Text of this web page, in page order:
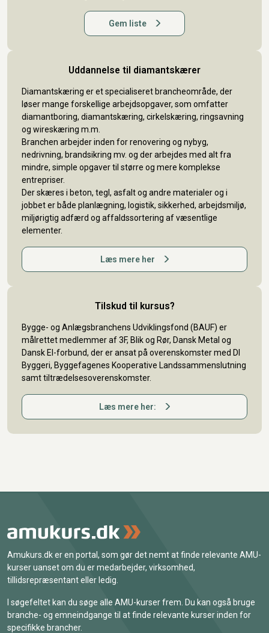
Gem liste
Uddannelse til diamantskærer
Diamantskæring er et specialiseret brancheområde, der
løser mange forskellige arbejdsopgaver, som omfatter
diamantboring, diamantskæring, cirkelskæring, ringsavning
og wireskæring m.m.
Branchen arbejder inden for renovering og nybyg,
nedrivning, brandsikring mv. og der arbejdes med alt fra
mindre, simple opgaver til større og mere komplekse
entrepriser.
Der skæres i beton, tegl, asfalt og andre materialer og i
jobbet er både planlægning, logistik, sikkerhed, arbejdsmiljø,
miljørigtig adfærd og affaldssortering af væsentlige
elementer.
Læs mere her
Tilskud til kursus?
Bygge- og Anlægsbranchens Udviklingsfond (BAUF) er
målrettet medlemmer af 3F, Blik og Rør, Dansk Metal og
Dansk El-forbund, der er ansat på overenskomster med DI
Byggeri, Byggefagenes Kooperative Landssammenslutning
samt tiltrædelsesoverenskomster.
Læs mere her:
Amukurs.dk er en portal, som gør det nemt at finde relevante AMU-
kurser uanset om du er medarbejder, virksomhed,
tillidsrepræsentant eller ledig.
I søgefeltet kan du søge alle AMU-kurser frem. Du kan også bruge
branche- og emneindgange til at finde relevante kurser inden for
specifikke brancher.